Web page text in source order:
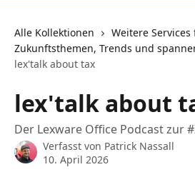
Alle Kollektionen
Weitere
Zukunftsthemen, Trends und
lex'talk about tax
lex'talk about
Der Lexware Office Podcast zur
Verfasst von Patrick Nassall
10. April 2026